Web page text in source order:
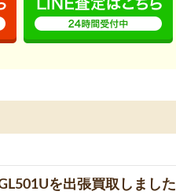
を出張買取しました